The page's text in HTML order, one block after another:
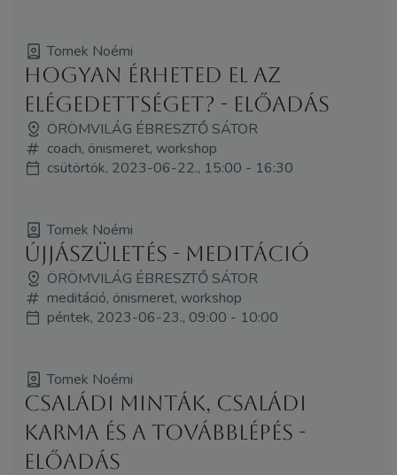
Tomek Noémi
Hogyan érheted el az
elégedettséget? - előadás
ÖRÖMVILÁG ÉBRESZTŐ SÁTOR
coach, önismeret, workshop
csütörtök, 2023-06-22., 15:00 - 16:30
Tomek Noémi
Újjászületés - meditáció
ÖRÖMVILÁG ÉBRESZTŐ SÁTOR
meditáció, önismeret, workshop
péntek, 2023-06-23., 09:00 - 10:00
Tomek Noémi
Családi minták, családi
karma és a továbblépés -
előadás